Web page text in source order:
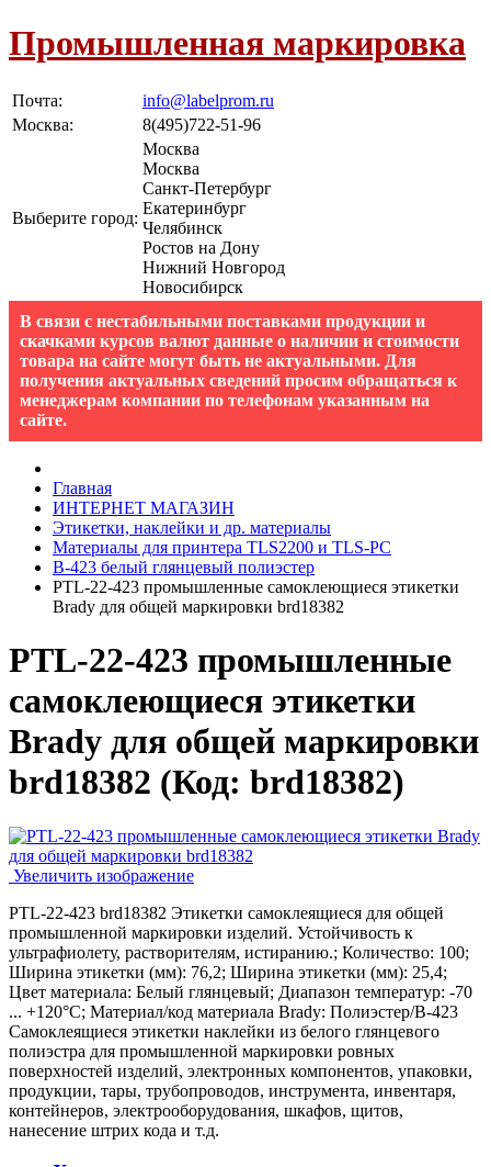
Промышленная маркировка
Почта:
info@labelprom.ru
Москва: 8(495)722-51-96
Выберите город:
Москва
Москва
Санкт-Петербург
Екатеринбург
Челябинск
Ростов на Дону
Нижний Новгород
Новосибирск
В связи с нестабильными поставками продукции и
скачками курсов валют данные о наличии и стоимости
товара на сайте могут быть не актуальными. Для
получения актуальных сведений просим обращаться к
менеджерам компании по телефонам указанным на
сайте.
Главная
ИНТЕРНЕТ МАГАЗИН
Этикетки, наклейки и др. материалы
Материалы для принтера TLS2200 и TLS-PC
B-423 белый глянцевый полиэстер
PTL-22-423 промышленные самоклеющиеся этикетки
Brady для общей маркировки brd18382
PTL-22-423 промышленные
самоклеющиеся этикетки
Brady для общей маркировки
brd18382 (Код: brd18382)
Увеличить изображение
PTL-22-423 brd18382 Этикетки самоклеящиеся для общей
промышленной маркировки изделий. Устойчивость к
ультрафиолету, растворителям, истиранию.; Количество: 100;
Ширина этикетки (мм): 76,2; Ширина этикетки (мм): 25,4;
Цвет материала: Белый глянцевый; Диапазон температур: -70
... +120°С; Материал/код материала Brady: Полиэстер/В-423
Самоклеящиеся этикетки наклейки из белого глянцевого
полиэстра для промышленной маркировки ровных
поверхностей изделий, электронных компонентов, упаковки,
продукции, тары, трубопроводов, инструмента, инвентаря,
контейнеров, электрооборудования, шкафов, щитов,
нанесение штрих кода и т.д.